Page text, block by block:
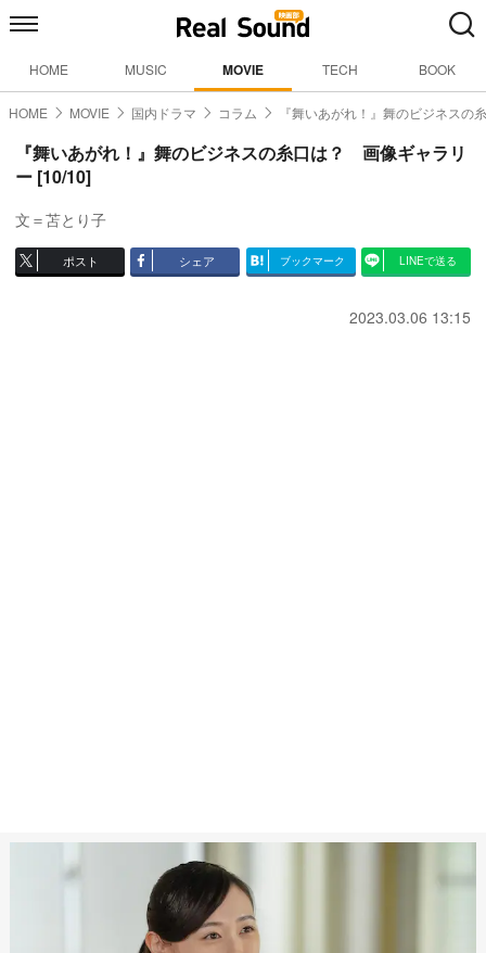
HOME MUSIC MOVIE TECH BOOK
HOME MOVIE 国内ドラマ コラム 『舞いあがれ！』舞のビジネスの
『舞いあがれ！』舞のビジネスの糸口は？ 画像ギャラリ
ー [10/10]
文＝苫とり子
ポスト シェア ブックマーク LINEで送る
2023.03.06 13:15